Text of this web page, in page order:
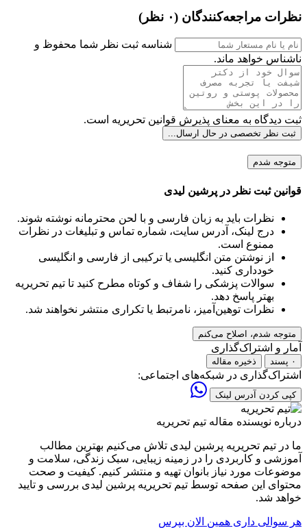
نظرات مراجعه‌کنندگان (۰ نظر)
شناسه ثبت نظر شما محفوظ و
ناشناس خواهد ماند.
ثبت دیدگاه به معنای پذیرش قوانین تحریریه است.
ثبت نظر تخصصی در حال ارسال...
متوجه شدم
قوانین ثبت نظر در پرشین لیدی
نظرات باید به زبان فارسی و با لحن محترمانه نوشته شوند.
درج لینک، آدرس سایت، شماره تماس و تبلیغات در نظرات
ممنوع است.
از نوشتن متن انگلیسی یا ترکیبی از فارسی و انگلیسی
خودداری کنید.
سوالات پزشکی را شفاف و کوتاه مطرح کنید تا تیم تحریریه
بهتر پاسخ دهد.
نظرات توهین‌آمیز، نامرتبط یا تکراری منتشر نخواهند شد.
متوجه شدم، اصلاح می‌کنم
آمار و اشتراک‌گذاری
۰ پسند ذخیره مقاله
اشتراک‌گذاری در شبکه‌های اجتماعی:
کپی کردن آدرس لینک
درباره نویسنده مقاله تیم تحریریه
ما در تیم تحریریه پرشین لیدی تلاش می‌کنیم بهترین مطالب
آموزشی و کاربردی را در زمینه زیبایی، سبک زندگی، سلامت و
موضوعات مورد نیاز بانوان تهیه و منتشر کنیم. کیفیت و صحت
محتوای این صفحه توسط تیم تحریریه پرشین لیدی بررسی و تایید
خواهد شد.
هر سوالی داری همین الان بپرس